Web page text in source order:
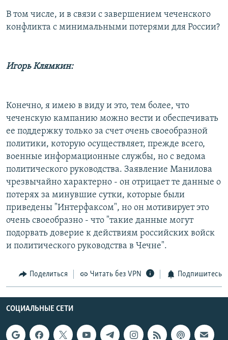
В том числе, и в связи с завершением чеченского
конфликта с минимальными потерями для России?
Игорь Клямкин:
Конечно, я имею в виду и это, тем более, что
чеченскую кампанию можно вести и обеспечивать
ее поддержку только за счет очень своеобразной
политики, которую осуществляет, прежде всего,
военные информационные службы, но с ведома
политического руководства. Заявление Манилова
чрезвычайно характерно - он отрицает те данные о
потерях за минувшие сутки, которые были
приведены "Интерфаксом", но он мотивирует это
очень своеобразно - что "такие данные могут
подорвать доверие к действиям российских войск
и политического руководства в Чечне".
Поделиться Читать без VPN Подпишитесь
СОЦИАЛЬНЫЕ СЕТИ